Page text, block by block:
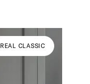
REAL CLASSIC